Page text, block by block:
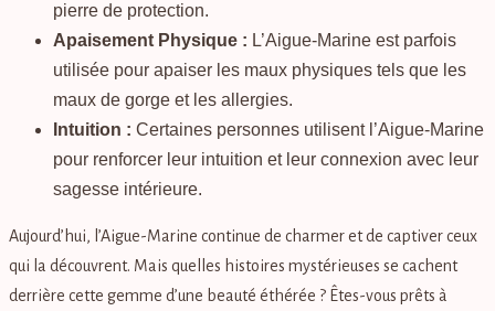
pierre de protection.
Apaisement Physique : L’Aigue-Marine est parfois
utilisée pour apaiser les maux physiques tels que les
maux de gorge et les allergies.
Intuition : Certaines personnes utilisent l’Aigue-Marine
pour renforcer leur intuition et leur connexion avec leur
sagesse intérieure.
Aujourd’hui, l’Aigue-Marine continue de charmer et de captiver ceux
qui la découvrent. Mais quelles histoires mystérieuses se cachent
derrière cette gemme d’une beauté éthérée ? Êtes-vous prêts à